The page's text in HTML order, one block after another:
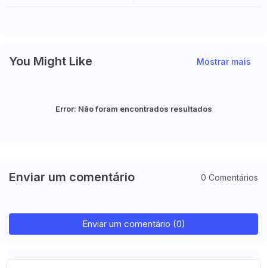
You Might Like Mostrar mais
Error: Não foram encontrados resultados
Enviar um comentário 0 Comentários
Enviar um comentário (0)